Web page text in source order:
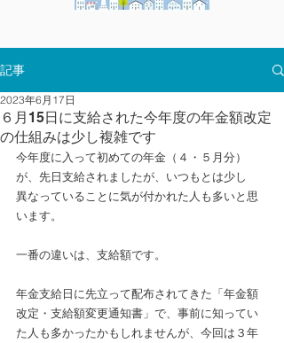
記事
６月15日に支給された今年度の年金額改定
の仕組みは少し複雑です
2023年6月17日
今年度に入って初めての年金（４・５月分）
が、先日支給されましたが、いつもとは少し
異なっていることに気が付かれた人も多いと思
います。
一番の違いは、支給額です。
年金支給日に先立って配布されてきた「年金額
改定・支給額変更通知書」で、事前に知ってい
た人も多かったかもしれませんが、今回は３年